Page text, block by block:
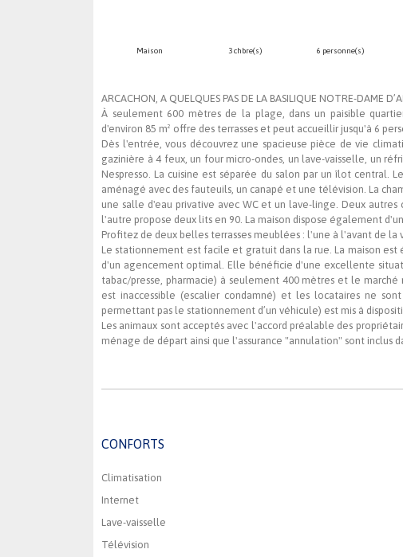
Maison 3 chbre(s) 6 personne(s)
ARCACHON, A QUELQUES PAS DE LA BASILIQUE NOTRE-DAME
À seulement 600 mètres de la plage, dans un paisible
d'environ 85 m² offre des terrasses et peut accueillir jusqu'à 6
Dès l'entrée, vous découvrez une spacieuse pièce de vie
gazinière à 4 feux, un four micro-ondes, un lave-vaisselle, un
Nespresso. La cuisine est séparée du salon par un îlot central.
aménagé avec des fauteuils, un canapé et une télévision. La
une salle d'eau privative avec WC et un lave-linge. Deux
l'autre propose deux lits en 90. La maison dispose également
Profitez de deux belles terrasses meublées : l'une à l'avant de
Le stationnement est facile et gratuit dans la rue. La maison
d'un agencement optimal. Elle bénéficie d'une excellente
tabac/presse, pharmacie) à seulement 400 mètres et le marché
est inaccessible (escalier condamné) et les locataires ne
permettant pas le stationnement d’un véhicule) est mis à
Les animaux sont acceptés avec l'accord préalable des
ménage de départ ainsi que l'assurance "annulation" sont inclus
CONFORTS
Climatisation
Internet
Lave-vaisselle
Télévision